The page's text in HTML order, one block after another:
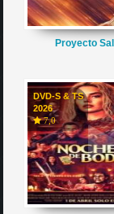
Proyecto
DVD-S & TS
2026
7,0